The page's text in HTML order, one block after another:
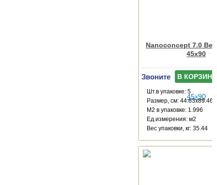
Nanoconcept 7.0
45x90
Звоните В КОРЗИНУ
Шт.в упаковке: 5
Размер, см: 44.63x89.46
М2 в упаковке: 1.996
Ед.измерения: м2
Веc упаковки, кг: 35.44